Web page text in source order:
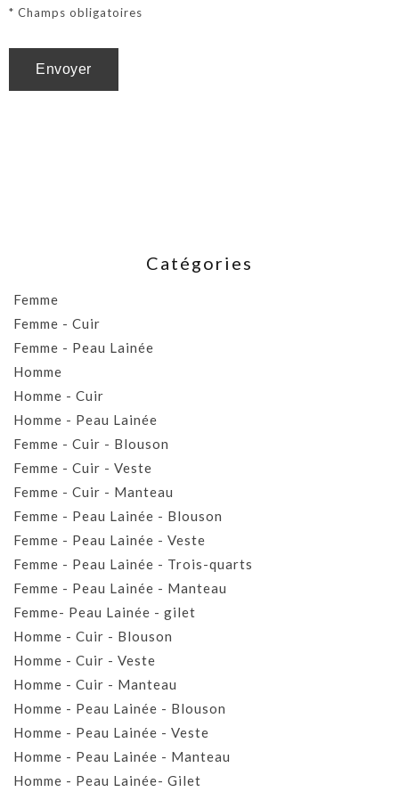
* Champs obligatoires
Catégories
Femme
Femme - Cuir
Femme - Peau Lainée
Homme
Homme - Cuir
Homme - Peau Lainée
Femme - Cuir - Blouson
Femme - Cuir - Veste
Femme - Cuir - Manteau
Femme - Peau Lainée - Blouson
Femme - Peau Lainée - Veste
Femme - Peau Lainée - Trois-quarts
Femme - Peau Lainée - Manteau
Femme- Peau Lainée - gilet
Homme - Cuir - Blouson
Homme - Cuir - Veste
Homme - Cuir - Manteau
Homme - Peau Lainée - Blouson
Homme - Peau Lainée - Veste
Homme - Peau Lainée - Manteau
Homme - Peau Lainée- Gilet